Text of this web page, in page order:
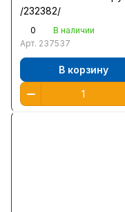
/232382/
0
В наличии
Арт. 237537
В корзину